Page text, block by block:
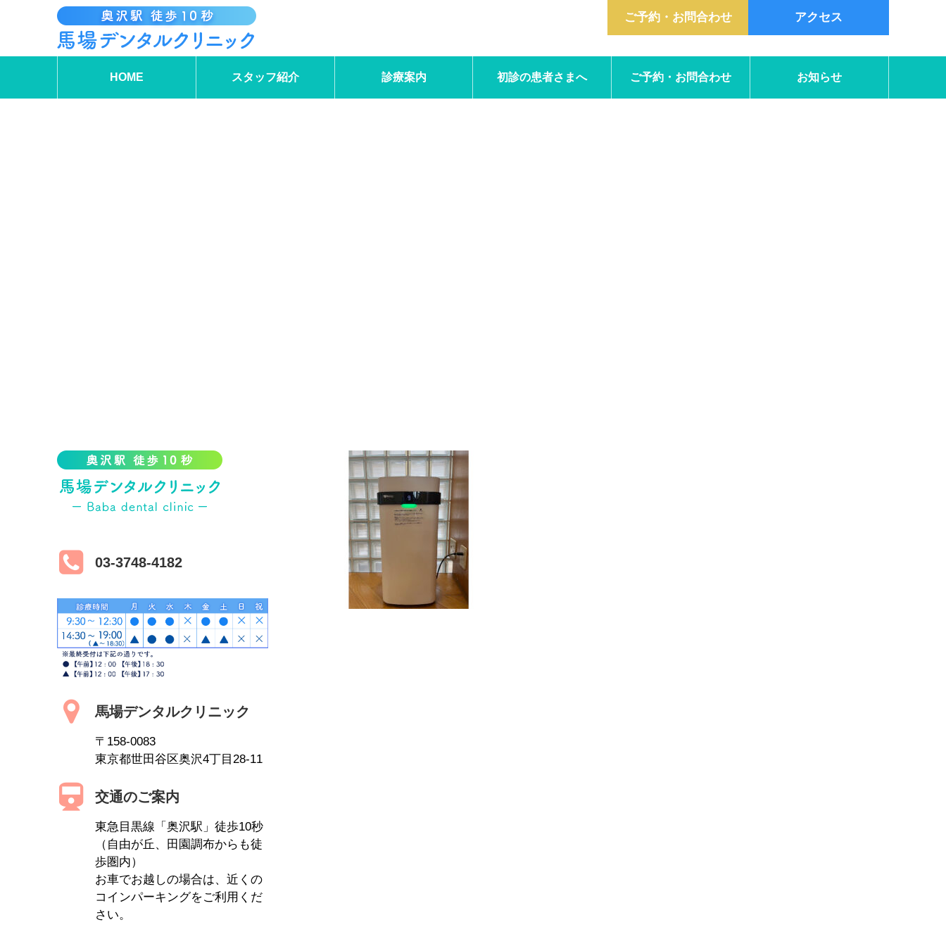
ご予約・お問合わせ アクセス
HOME スタッフ紹介 診療案内 初診の患者さまへ ご予約・お問合わせ お知らせ
03-3748-4182
馬場デンタルクリニック
〒158-0083
東京都世田谷区奥沢4丁目28-11
交通のご案内
東急目黒線「奥沢駅」徒歩10秒
（自由が丘、田園調布からも徒
歩圏内）
お車でお越しの場合は、近くの
コインパーキングをご利用くだ
さい。